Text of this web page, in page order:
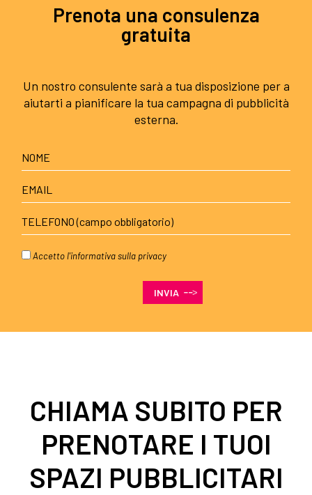
Prenota una consulenza
gratuita
Un nostro consulente sarà a tua disposizione per a
aiutarti a pianificare la tua campagna di pubblicità
esterna.
Accetto l'informativa sulla privacy
CHIAMA SUBITO PER
PRENOTARE I TUOI
SPAZI PUBBLICITARI